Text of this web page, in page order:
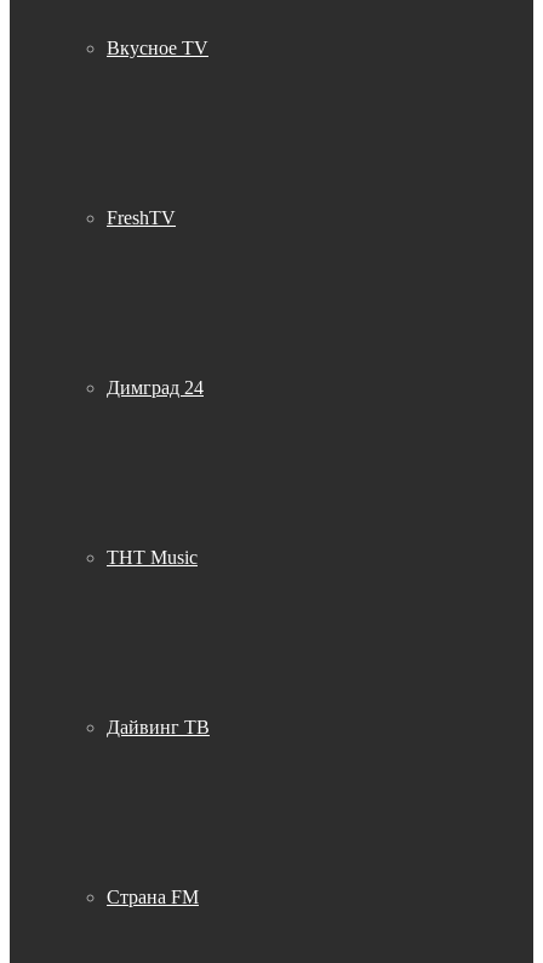
Вкусное TV
FreshTV
Димград 24
THT Music
Дайвинг ТВ
Страна FM